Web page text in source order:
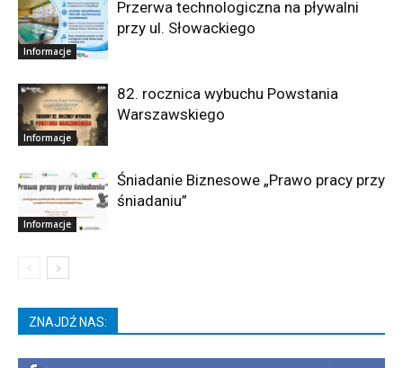
Informacje
Przerwa technologiczna na pływalni
przy ul. Słowackiego
Informacje
82. rocznica wybuchu Powstania
Warszawskiego
Informacje
Śniadanie Biznesowe „Prawo pracy przy
śniadaniu”
ZNAJDŹ NAS: